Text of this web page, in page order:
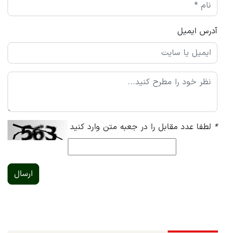
آدرس ایمیل
* لطفا عدد مقابل را در جعبه متن وارد کنید
ارسال